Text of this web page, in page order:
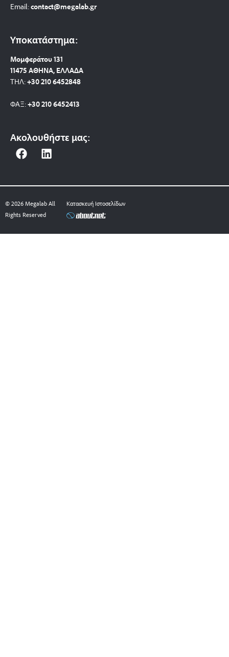
Email:contact@megalab.gr
Υποκατάστημα:
Μομφεράτου 131
11475 ΑΘΗΝΑ, ΕΛΛΑΔΑ
ΤΗΛ:+30 210 6452848
ΦΑΞ:+30 210 6452413
Ακολουθήστε μας:
F
e
b
o
k
L
k
e
d
n
© 2026 Megalab All
Rights Reserved
Κατασκευή Ιστοσελίδων